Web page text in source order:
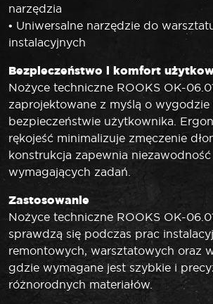
narzędzia
• Uniwersalne narzędzie do
instalacyjnych
Bezpieczeństwo i komfort
Nożyce techniczne ROOKS OK-
zaprojektowane z myślą o wygodzie
bezpieczeństwie użytkownika.
rękojeść minimalizuje zmęczenie
konstrukcja zapewnia
wymagających zadań.
Zastosowanie
Nożyce techniczne ROOKS OK-
sprawdzą się podczas prac
remontowych, warsztatowych oraz
gdzie wymagane jest szybkie i
różnorodnych materiałów.